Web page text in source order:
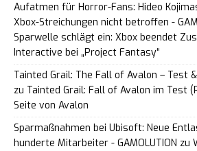
Aufatmen für Horror-Fans: Hideo
Xbox-Streichungen nicht betroffen -
Sparwelle schlägt ein: Xbox beendet
Interactive bei „Project Fantasy“
Tainted Grail: The Fall of Avalon – Test
zu Tainted Grail: Fall of Avalon im Test
Seite von Avalon
Sparmaßnahmen bei Ubisoft: Neue
hunderte Mitarbeiter - GAMOLUTION zu